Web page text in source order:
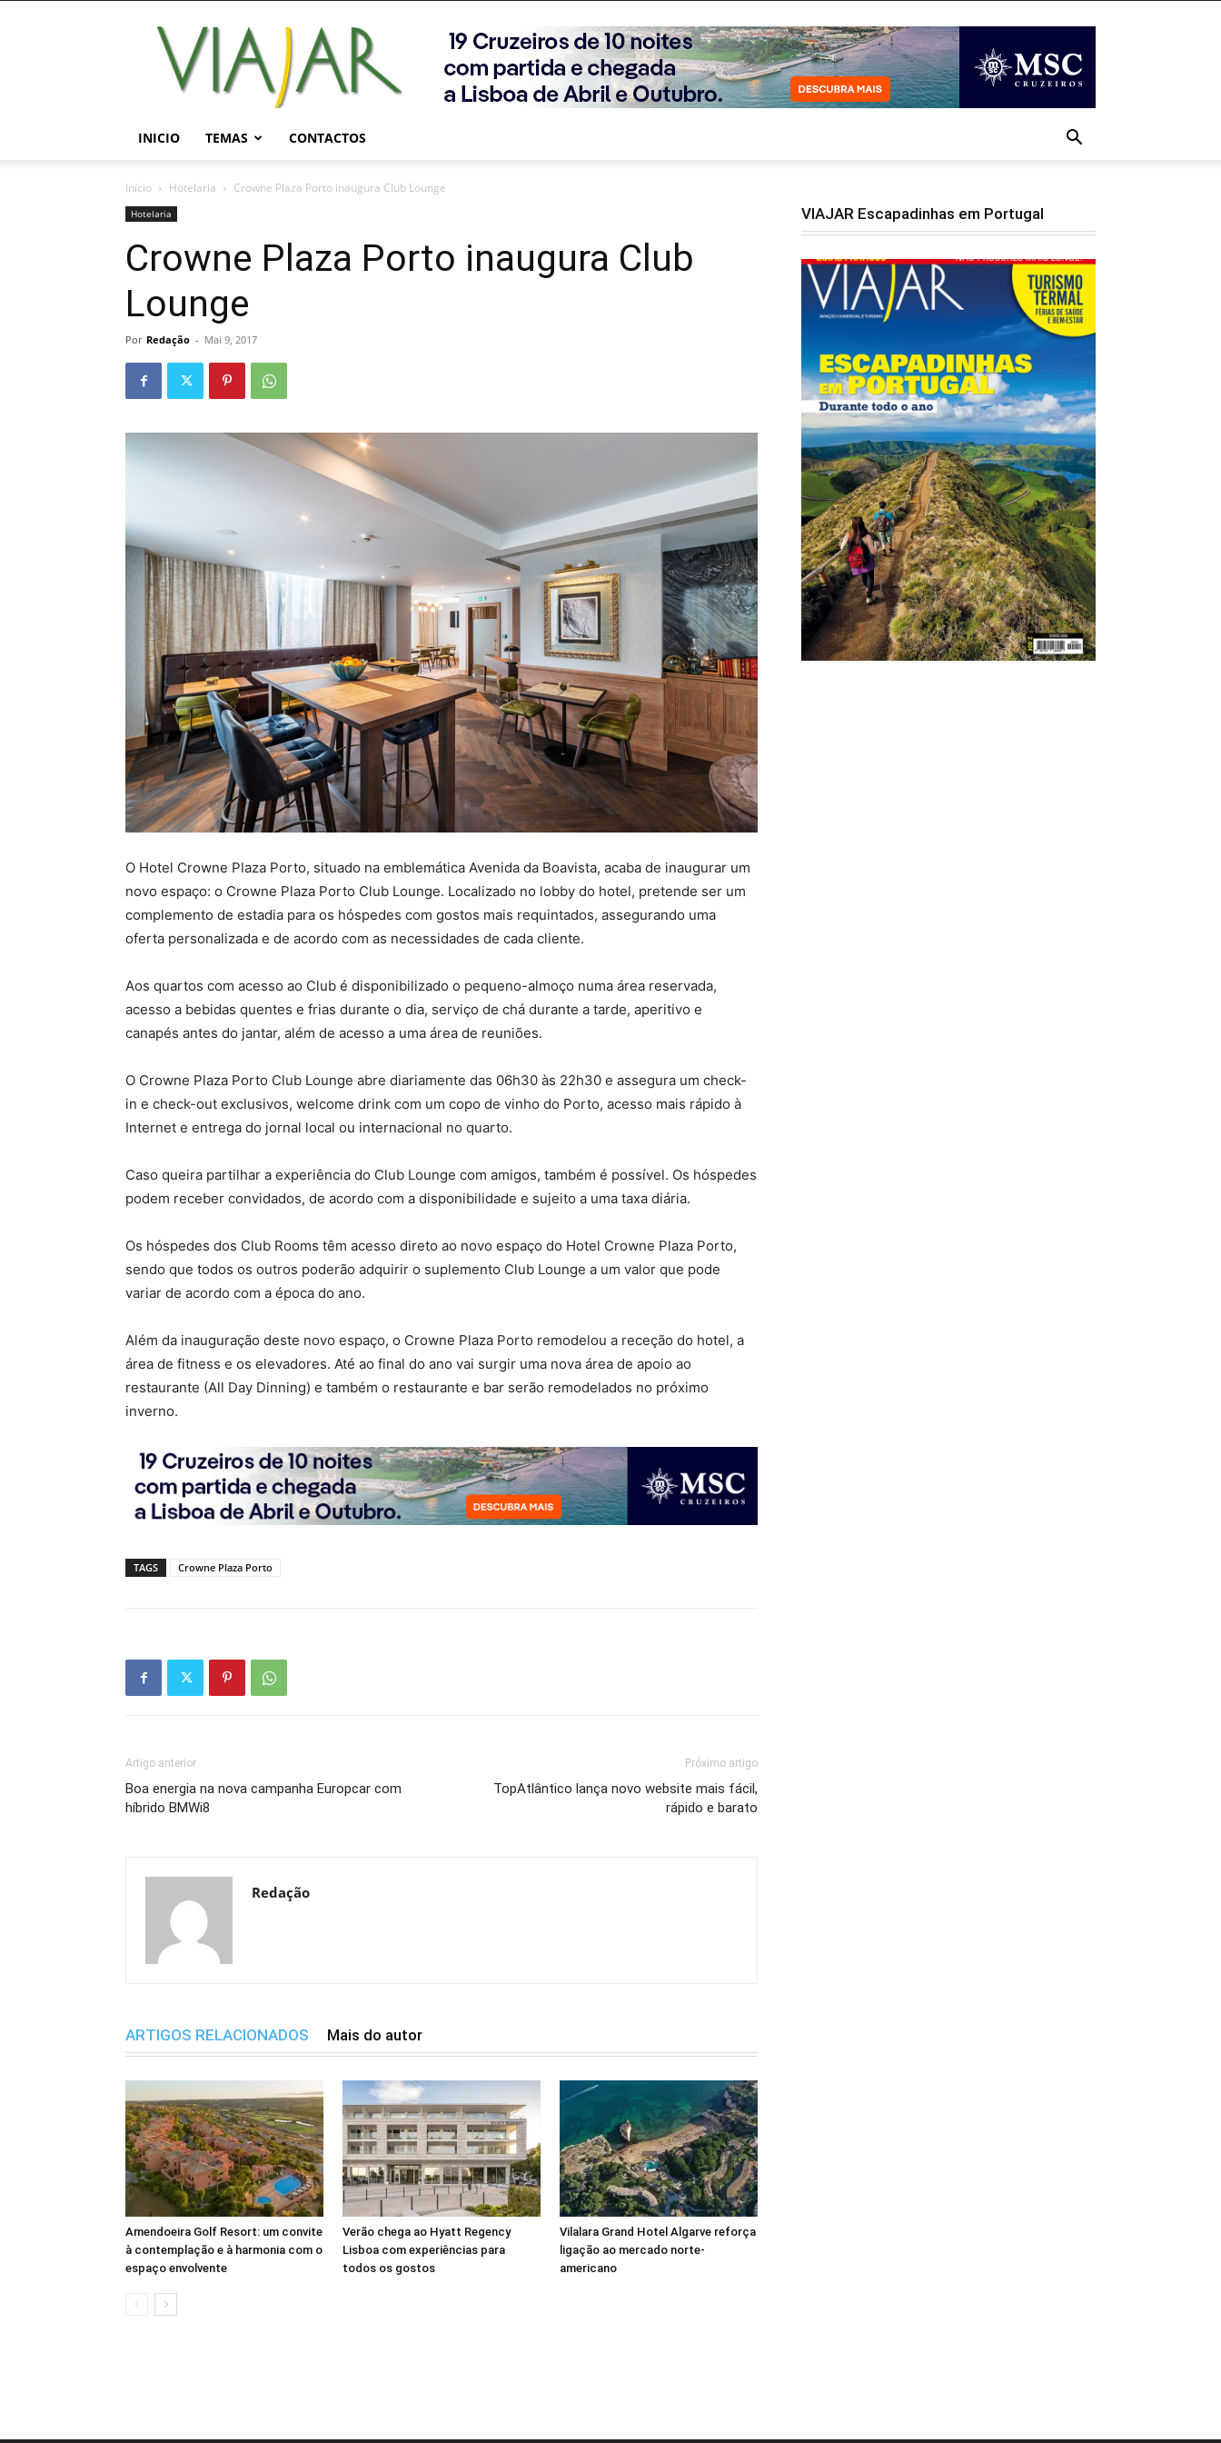
Viajar
Magazine
Online
INICIO TEMAS CONTACTOS
Início Hotelaria Crowne Plaza Porto inaugura Club Lounge
Hotelaria
Crowne Plaza Porto inaugura Club
Lounge
Por Redação - Mai 9, 2017
O Hotel Crowne Plaza Porto, situado na emblemática Avenida da Boavista, acaba de inaugurar um
novo espaço: o Crowne Plaza Porto Club Lounge. Localizado no lobby do hotel, pretende ser um
complemento de estadia para os hóspedes com gostos mais requintados, assegurando uma
oferta personalizada e de acordo com as necessidades de cada cliente.
Aos quartos com acesso ao Club é disponibilizado o pequeno-almoço numa área reservada,
acesso a bebidas quentes e frias durante o dia, serviço de chá durante a tarde, aperitivo e
canapés antes do jantar, além de acesso a uma área de reuniões.
O Crowne Plaza Porto Club Lounge abre diariamente das 06h30 às 22h30 e assegura um check-
in e check-out exclusivos, welcome drink com um copo de vinho do Porto, acesso mais rápido à
Internet e entrega do jornal local ou internacional no quarto.
Caso queira partilhar a experiência do Club Lounge com amigos, também é possível. Os hóspedes
podem receber convidados, de acordo com a disponibilidade e sujeito a uma taxa diária.
Os hóspedes dos Club Rooms têm acesso direto ao novo espaço do Hotel Crowne Plaza Porto,
sendo que todos os outros poderão adquirir o suplemento Club Lounge a um valor que pode
variar de acordo com a época do ano.
Além da inauguração deste novo espaço, o Crowne Plaza Porto remodelou a receção do hotel, a
área de fitness e os elevadores. Até ao final do ano vai surgir uma nova área de apoio ao
restaurante (All Day Dinning) e também o restaurante e bar serão remodelados no próximo
inverno.
TAGS Crowne Plaza Porto
Artigo anterior
Boa energia na nova campanha Europcar com
híbrido BMWi8
Próximo artigo
TopAtlântico lança novo website mais fácil,
rápido e barato
Redação
ARTIGOS RELACIONADOS Mais do autor
Amendoeira Golf Resort: um convite
à contemplação e à harmonia com o
espaço envolvente
Verão chega ao Hyatt Regency
Lisboa com experiências para
todos os gostos
Vilalara Grand Hotel Algarve reforça
ligação ao mercado norte-
americano
VIAJAR Escapadinhas em Portugal